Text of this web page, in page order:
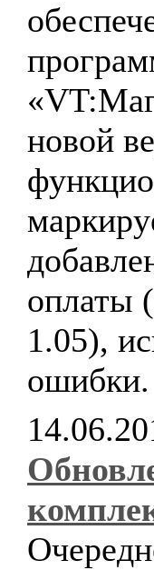
новой
оплаты
1.05),
ошибки.